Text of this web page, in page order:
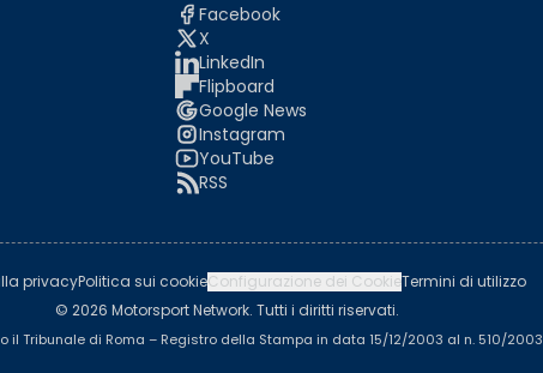
Facebook
X
LinkedIn
Flipboard
Google News
Instagram
YouTube
RSS
privacyPolitica sui cookieConfigurazione dei CookieTermini di utilizzo
© 2026 Motorsport Network. Tutti i diritti riservati.
il Tribunale di Roma – Registro della Stampa in data 15/12/2003 al n. 510/2003